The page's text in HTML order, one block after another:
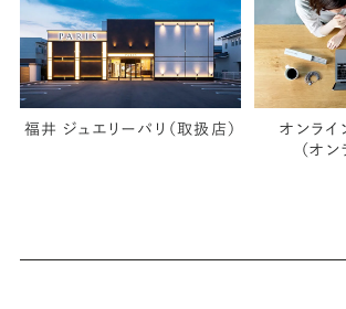
福井 ジュエリーパリ（取扱店）
オンライ
（オ